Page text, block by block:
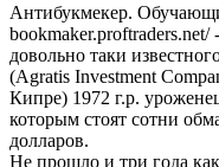
Антибукмекер.
bookmaker.proftraders.net/
довольно таки
(Agratis Investment
Кипре) 1972 г.р.
которым стоят сотни
долларов.
Не прошло и три года